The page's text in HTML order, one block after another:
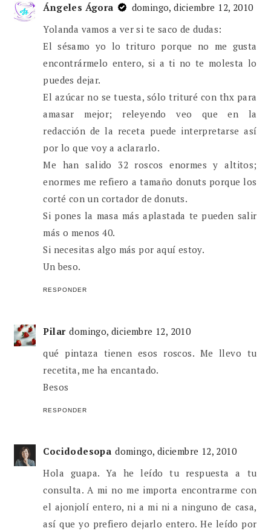
Ángeles Ágora
domingo, diciembre 12, 2010
Yolanda vamos a ver si te saco de dudas:
El sésamo yo lo trituro porque no me gusta
encontrármelo entero, si a ti no te molesta lo
puedes dejar.
El azúcar no se tuesta, sólo trituré con thx para
amasar mejor; releyendo veo que en la
redacción de la receta puede interpretarse así
por lo que voy a aclararlo.
Me han salido 32 roscos enormes y altitos;
enormes me refiero a tamaño donuts porque los
corté con un cortador de donuts.
Si pones la masa más aplastada te pueden salir
más o menos 40.
Si necesitas algo más por aquí estoy.
Un beso.
RESPONDER
Pilar domingo, diciembre 12, 2010
qué pintaza tienen esos roscos. Me llevo tu
recetita, me ha encantado.
Besos
RESPONDER
Cocidodesopa domingo, diciembre 12, 2010
Hola guapa. Ya he leído tu respuesta a tu
consulta. A mi no me importa encontrarme con
el ajonjolí entero, ni a mi ni a ninguno de casa,
así que yo prefiero dejarlo entero. He leído por